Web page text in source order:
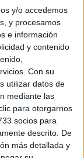
y/o accedemos
y procesamos
e información
y contenido
Con su
utilizar datos de
mediante las
para otorgarnos
socios para
descrito. De
más detallada y
el antiguo
pero la
accidente
en julio, su
portaba.